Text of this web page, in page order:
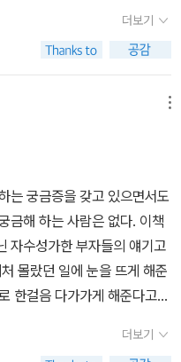
시 부자마인드보다는 부자들
주식 언어역시 설명은 나왔
는 생각이 든다. 지금의 나
부정적으로 보인다. 지금
, 배운 나의 지식이 전부 부
물질주의가 심해진듯해서,
겠다는 생각이 들면서, 최소
야 겠다는 생각이 들었다. 돈
이 든다. 부자들은 더욱 부자
민들도 있을 것이다. 그리고
된 정책탓도 있지만, 부자들
사람들 이야기가 구체적이고
파악해 중간중간 돈의 흐름
난뒤의 내 삶의 목표가 달라
5시에 일어나 영어학원다니
이야기는..역시 새벽 강좌 끊
가난한 평민으로 남아있는
회사원이든 여자건 남자건..
. 내일부터 생활의 패턴과 생
더보기
는 궁금증을 갖고 있으면서도
금해 하는 사람은 없다. 이책
자수성가한 부자들의 얘기고
몰랐던 일에 눈을 뜨게 해준
그래도 앞으로 그런길을 찾
더보기